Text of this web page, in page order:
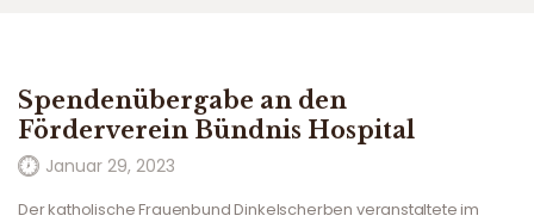
Spendenübergabe an den
Förderverein Bündnis Hospital
Januar 29, 2023
Der katholische Frauenbund Dinkelscherben veranstaltete im